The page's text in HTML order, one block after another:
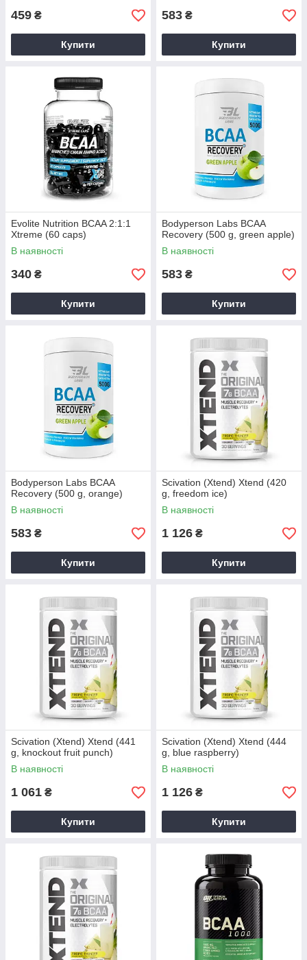
459 ₴
Купити
583 ₴
Купити
Evolite Nutrition BCAA 2:1:1
Xtreme (60 caps)
В наявності
340 ₴
Купити
Bodyperson Labs BCAA
Recovery (500 g, green apple)
В наявності
583 ₴
Купити
Bodyperson Labs BCAA
Recovery (500 g, orange)
В наявності
583 ₴
Купити
Scivation (Xtend) Xtend (420
g, freedom ice)
В наявності
1 126 ₴
Купити
Scivation (Xtend) Xtend (441
g, knockout fruit punch)
В наявності
1 061 ₴
Купити
Scivation (Xtend) Xtend (444
g, blue raspberry)
В наявності
1 126 ₴
Купити